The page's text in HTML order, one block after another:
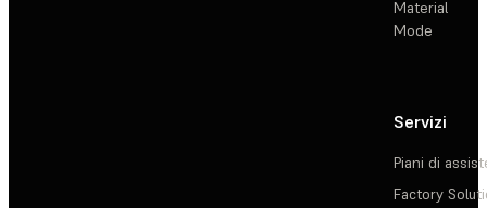
Material
Mode
Servizi
Piani di
Factory